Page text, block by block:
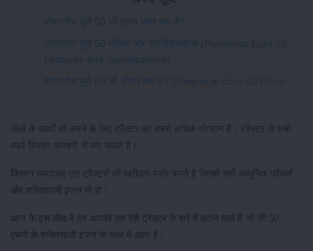
पॉवरट्रैक यूरो 50 की इंजन पावर क्या है?
पॉवरट्रैक यूरो 50 फीचर्स और स्पेसिफिकेशन्स (Powertrac Euro 50
Features and Specifications)
पॉवरट्रैक यूरो 50 की कीमत क्या है? (Powertrac Euro 50 Price)
खेती के कार्यों को करने के लिए ट्रैक्टर का सबसे अधिक योगदान है। ट्रैक्टर से सभी
कार्य किसान आसानी से कर सकते है।
किसान ज्यादातर उन ट्रैक्टरों को खरीदना पसंद करते है जिसमें सभी आधुनिक फीचर्स
और शक्तिशाली इंजन भी हो।
आज के इस लेख में हम आपको एक ऐसे ट्रैक्टर के बारे में बताने वाले है जो की 50
एचपी के शक्तिशाली इंजन के साथ में आता है।